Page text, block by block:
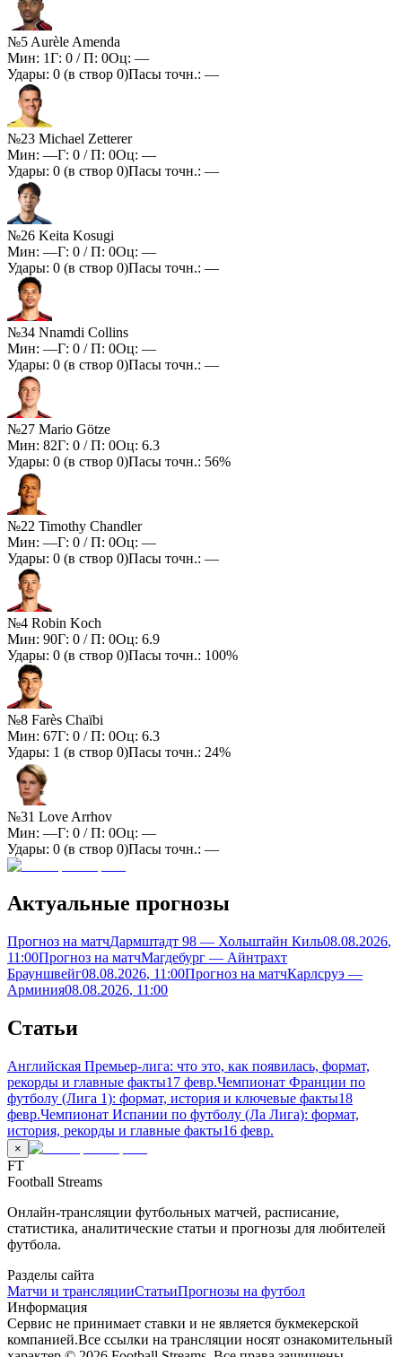
№5 Aurèle Amenda
Мин: 1Г: 0 / П: 0Оц: —
Удары: 0 (в створ 0)Пасы точн.: —
№23 Michael Zetterer
Мин: —Г: 0 / П: 0Оц: —
Удары: 0 (в створ 0)Пасы точн.: —
№26 Keita Kosugi
Мин: —Г: 0 / П: 0Оц: —
Удары: 0 (в створ 0)Пасы точн.: —
№34 Nnamdi Collins
Мин: —Г: 0 / П: 0Оц: —
Удары: 0 (в створ 0)Пасы точн.: —
№27 Mario Götze
Мин: 82Г: 0 / П: 0Оц: 6.3
Удары: 0 (в створ 0)Пасы точн.: 56%
№22 Timothy Chandler
Мин: —Г: 0 / П: 0Оц: —
Удары: 0 (в створ 0)Пасы точн.: —
№4 Robin Koch
Мин: 90Г: 0 / П: 0Оц: 6.9
Удары: 0 (в створ 0)Пасы точн.: 100%
№8 Farès Chaïbi
Мин: 67Г: 0 / П: 0Оц: 6.3
Удары: 1 (в створ 0)Пасы точн.: 24%
№31 Love Arrhov
Мин: —Г: 0 / П: 0Оц: —
Удары: 0 (в створ 0)Пасы точн.: —
Актуальные прогнозы
Прогноз на матчДармштадт 98 — Хольштайн Киль08.08.2026,
11:00Прогноз на матчМагдебург — Айнтрахт
Брауншвейг08.08.2026, 11:00Прогноз на матчКарлсруэ —
Арминия08.08.2026, 11:00
Статьи
Английская Премьер-лига: что это, как появилась, формат,
рекорды и главные факты17 февр.Чемпионат Франции по
футболу (Лига 1): формат, история и ключевые факты18
февр.Чемпионат Испании по футболу (Ла Лига): формат,
история, рекорды и главные факты16 февр.
×
FT
Football Streams
Онлайн-трансляции футбольных матчей, расписание,
статистика, аналитические статьи и прогнозы для любителей
футбола.
Разделы сайта
Матчи и трансляцииСтатьиПрогнозы на футбол
Информация
Сервис не принимает ставки и не является букмекерской
компанией.Все ссылки на трансляции носят ознакомительный